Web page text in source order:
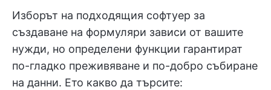
Изборът на подходящия софтуер за
създаване на формуляри зависи от вашите
нужди, но определени функции гарантират
по-гладко преживяване и по-добро събиране
на данни. Ето какво да търсите: